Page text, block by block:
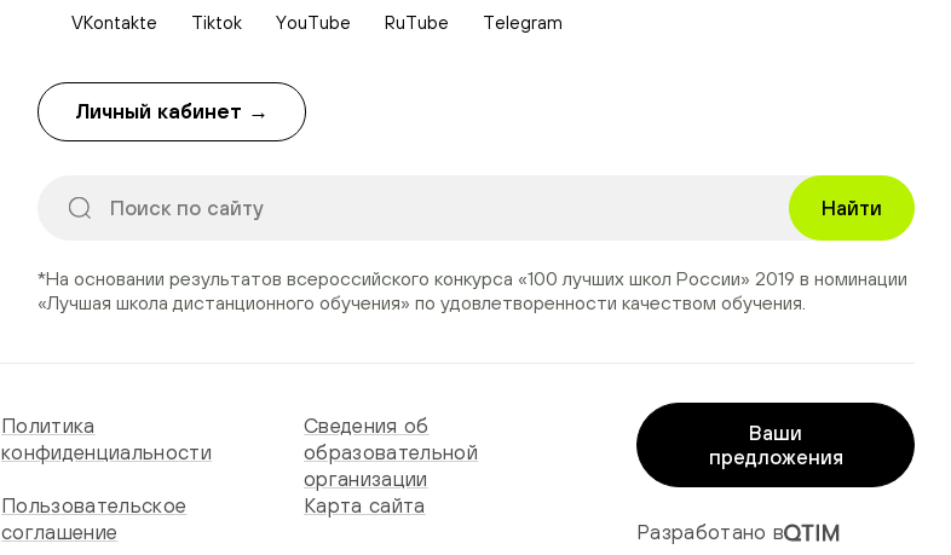
VKontakte Tiktok YouTube RuTube Telegram
Личный кабинет →
Найти
*На основании результатов всероссийского конкурса «100 лучших школ России» 2019 в номинации
«Лучшая школа дистанционного обучения» по удовлетворенности качеством обучения.
Политика
конфиденциальности
Сведения об
образовательной
организации
Пользовательское
соглашение
Карта сайта
Ваши
предложения
Разработано в